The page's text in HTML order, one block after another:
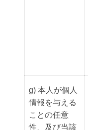
g) 本人が個人
情報を与える
ことの任意
性、及び当該